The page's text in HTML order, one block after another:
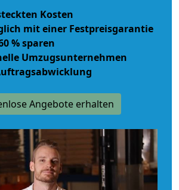
Kosten
mit einer Festpreisgarantie
% sparen
Umzugsunternehmen
Angebote erhalten